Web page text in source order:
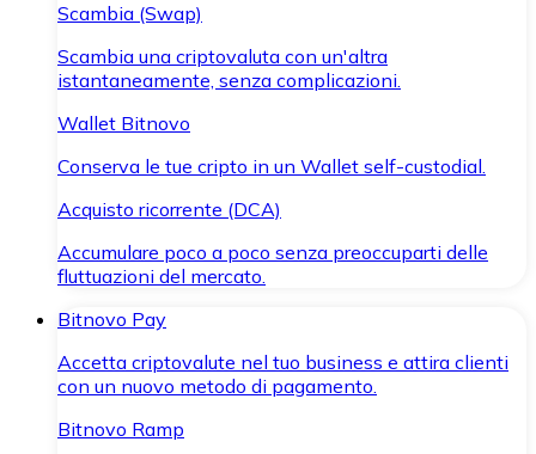
Scambia (Swap)
Scambia una criptovaluta con un'altra
istantaneamente, senza complicazioni.
Wallet Bitnovo
Conserva le tue cripto in un Wallet self-custodial.
Acquisto ricorrente (DCA)
Accumulare poco a poco senza preoccuparti delle
fluttuazioni del mercato.
Bitnovo Pay
Accetta criptovalute nel tuo business e attira clienti
con un nuovo metodo di pagamento.
Bitnovo Ramp